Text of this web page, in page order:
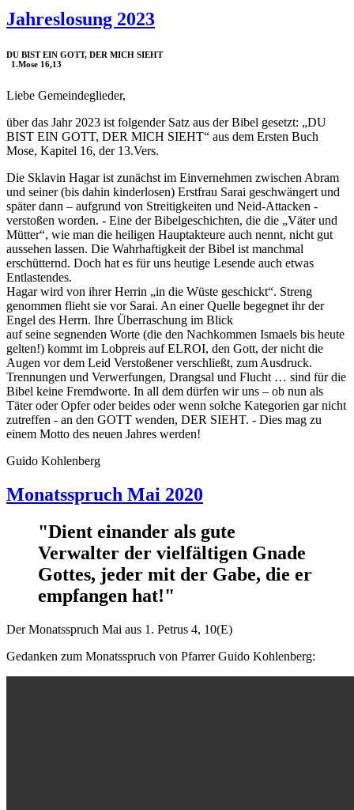
Jahreslosung 2023
DU BIST EIN GOTT, DER MICH SIEHT
1.Mose 16,13
Liebe Gemeindeglieder,
über das Jahr 2023 ist folgender Satz aus der Bibel gesetzt: „DU
BIST EIN GOTT, DER MICH SIEHT“ aus dem Ersten Buch
Mose, Kapitel 16, der 13.Vers.
Die Sklavin Hagar ist zunächst im Einvernehmen zwischen Abram
und seiner (bis dahin kinderlosen) Erstfrau Sarai geschwängert und
später dann – aufgrund von Streitigkeiten und Neid-Attacken -
verstoßen worden. - Eine der Bibelgeschichten, die die „Väter und
Mütter“, wie man die heiligen Hauptakteure auch nennt, nicht gut
aussehen lassen. Die Wahrhaftigkeit der Bibel ist manchmal
erschütternd. Doch hat es für uns heutige Lesende auch etwas
Entlastendes.
Hagar wird von ihrer Herrin „in die Wüste geschickt“. Streng
genommen flieht sie vor Sarai. An einer Quelle begegnet ihr der
Engel des Herrn. Ihre Überraschung im Blick
auf seine segnenden Worte (die den Nachkommen Ismaels bis heute
gelten!) kommt im Lobpreis auf ELROI, den Gott, der nicht die
Augen vor dem Leid Verstoßener verschließt, zum Ausdruck.
Trennungen und Verwerfungen, Drangsal und Flucht … sind für die
Bibel keine Fremdworte. In all dem dürfen wir uns – ob nun als
Täter oder Opfer oder beides oder wenn solche Kategorien gar nicht
zutreffen - an den GOTT wenden, DER SIEHT. - Dies mag zu
einem Motto des neuen Jahres werden!
Guido Kohlenberg
Monatsspruch Mai 2020
"Dient einander als gute
Verwalter der vielfältigen Gnade
Gottes, jeder mit der Gabe, die er
empfangen hat!"
Der Monatsspruch Mai aus 1. Petrus 4, 10(E)
Gedanken zum Monatsspruch von Pfarrer Guido Kohlenberg: